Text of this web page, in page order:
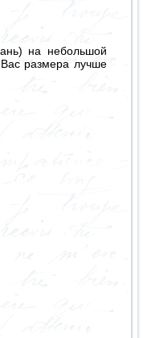
на небольшой
размера лучше